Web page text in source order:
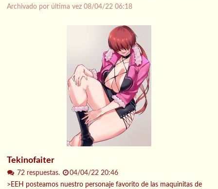
Archivado por última vez 08/04/22 06:18
Tekinofaiter
72 respuestas.
04/04/22 20:46
>EEH posteamos nuestro personaje favorito de las maquinitas de